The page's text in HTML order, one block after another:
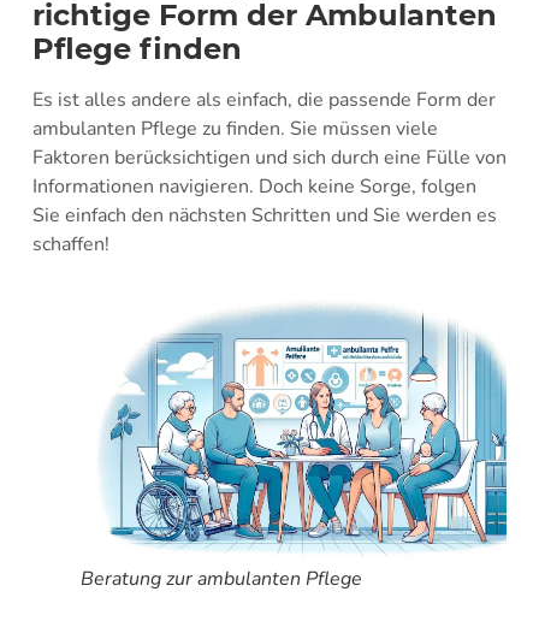
richtige Form der Ambulanten
Pflege finden
Es ist alles andere als einfach, die passende Form der
ambulanten Pflege zu finden. Sie müssen viele
Faktoren berücksichtigen und sich durch eine Fülle von
Informationen navigieren. Doch keine Sorge, folgen
Sie einfach den nächsten Schritten und Sie werden es
schaffen!
Beratung zur ambulanten Pflege